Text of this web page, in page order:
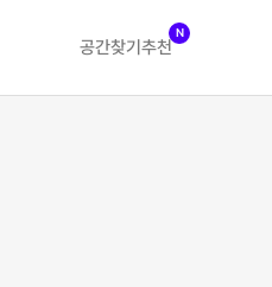
공간찾기 추천
N